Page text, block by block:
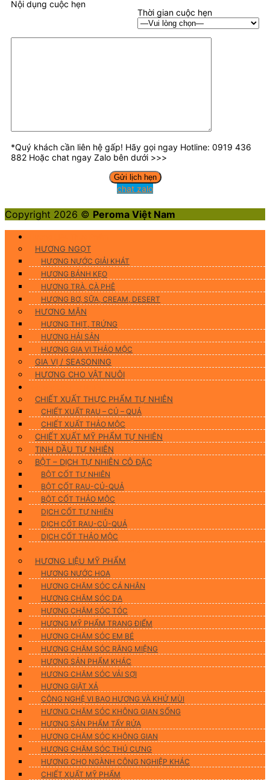
Thời gian cuộc hẹn
Nội dụng cuộc hẹn
*Quý khách cần liên hệ gấp! Hãy gọi ngay Hotline: 0919 436
882 Hoặc chat ngay Zalo bên dưới >>>
chat zalo
Copyright 2026 © Peroma Việt Nam
HƯƠNG NGỌT
HƯƠNG NƯỚC GIẢI KHÁT
HƯƠNG BÁNH KẸO
HƯƠNG TRÀ, CÀ PHÊ
HƯƠNG BƠ, SỮA, CREAM, DESERT
HƯƠNG MẶN
HƯƠNG THỊT, TRỨNG
HƯƠNG HẢI SẢN
HƯƠNG GIA VỊ THẢO MỘC
GIA VỊ / SEASONING
HƯƠNG CHO VẬT NUÔI
CHIẾT XUẤT THỰC PHẨM TỰ NHIÊN
CHIẾT XUẤT RAU – CỦ – QUẢ
CHIẾT XUẤT THẢO MỘC
CHIẾT XUẤT MỸ PHẨM TỰ NHIÊN
TINH DẦU TỰ NHIÊN
BỘT – DỊCH TỰ NHIÊN CÔ ĐẶC
BỘT CỐT TỰ NHIÊN
BỘT CỐT RAU-CỦ-QUẢ
BỘT CỐT THẢO MỘC
DỊCH CỐT TỰ NHIÊN
DỊCH CỐT RAU-CỦ-QUẢ
DỊCH CỐT THẢO MỘC
HƯƠNG LIỆU MỸ PHẨM
HƯƠNG NƯỚC HOA
HƯƠNG CHĂM SÓC CÁ NHÂN
HƯƠNG CHĂM SÓC DA
HƯƠNG CHĂM SÓC TÓC
HƯƠNG MỸ PHẨM TRANG ĐIỂM
HƯƠNG CHĂM SÓC EM BÉ
HƯƠNG CHĂM SÓC RĂNG MIỆNG
HƯƠNG SẢN PHẨM KHÁC
HƯƠNG CHĂM SÓC VẢI SỢI
HƯƠNG GIẶT XẢ
CÔNG NGHỆ VI BAO HƯƠNG VÀ KHỬ MÙI
HƯƠNG CHĂM SÓC KHÔNG GIAN SỐNG
HƯƠNG SẢN PHẨM TẨY RỬA
HƯƠNG CHĂM SÓC KHÔNG GIAN
HƯƠNG CHĂM SÓC THÚ CƯNG
HƯƠNG CHO NGÀNH CÔNG NGHIỆP KHÁC
CHIẾT XUẤT MỸ PHẨM